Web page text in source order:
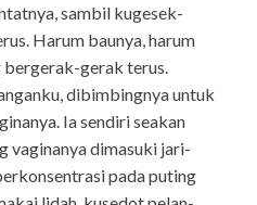
sambil kugesek-
Harum baunya, harum
bergerak-gerak terus.
dibimbingnya untuk
Ia sendiri seakan
vaginanya dimasuki jari-
pada puting